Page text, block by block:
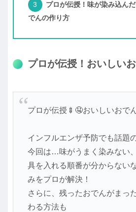
プロが伝授！味が染み込ん
でんの作り方
プロが伝授！おいしい
プロが伝授🍢🤤おいしいおで
インフルエンザ予防でも話題
今回は…味がうまく染みない
具を入れる順番が分からない
みをプロが解決！
さらに、残ったおでんがまっ
わる方法も